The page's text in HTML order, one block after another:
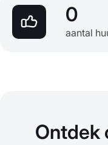
0
aantal
Ontdek